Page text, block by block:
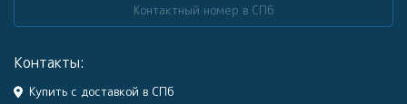
Контактный номер в СПб
Контакты:
Купить с доставкой в СПб